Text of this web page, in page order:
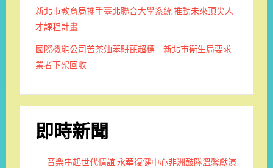
新北市教育局攜手臺北聯合大學系統 推動未來頂尖人
才課程計畫
國際機能公司苦茶油苯駢芘超標 新北市衛生局要求
業者下架回收
即時新聞
音樂串起世代情誼 永華復健中心非洲鼓隊溫馨獻演